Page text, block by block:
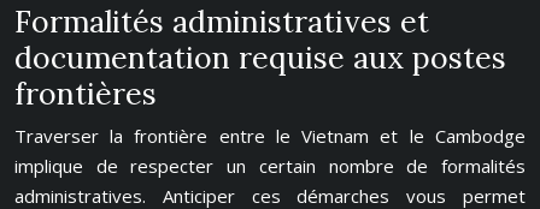
Formalités administratives et
documentation requise aux postes
frontières
Traverser la frontière entre le Vietnam et le Cambodge
implique de respecter un certain nombre de formalités
administratives. Anticiper ces démarches vous permet